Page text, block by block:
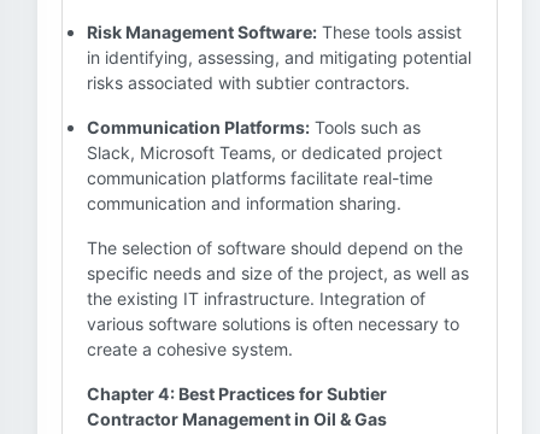
Risk Management Software: These tools assist
in identifying, assessing, and mitigating potential
risks associated with subtier contractors.
Communication Platforms: Tools such as
Slack, Microsoft Teams, or dedicated project
communication platforms facilitate real-time
communication and information sharing.
The selection of software should depend on the
specific needs and size of the project, as well as
the existing IT infrastructure. Integration of
various software solutions is often necessary to
create a cohesive system.
Chapter 4: Best Practices for Subtier
Contractor Management in Oil & Gas